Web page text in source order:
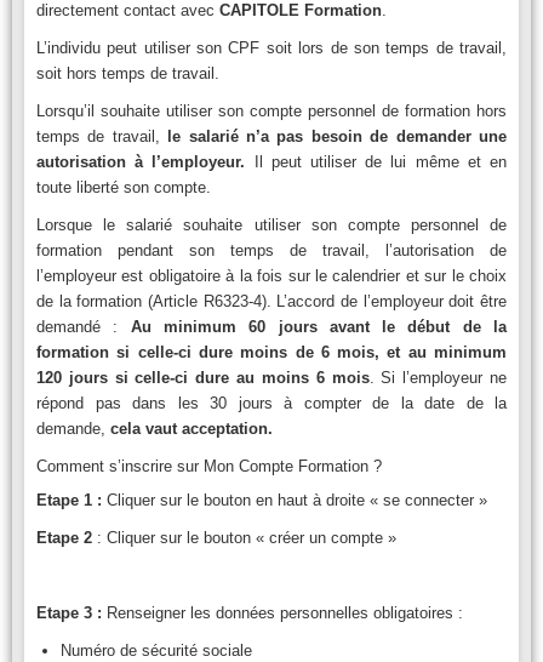
directement contact avec CAPITOLE Formation.
L’individu peut utiliser son CPF soit lors de son temps de travail,
soit hors temps de travail.
Lorsqu’il souhaite utiliser son compte personnel de formation hors
temps de travail, le salarié n’a pas besoin de demander une
autorisation à l’employeur. Il peut utiliser de lui même et en
toute liberté son compte.
Lorsque le salarié souhaite utiliser son compte personnel de
formation pendant son temps de travail, l’autorisation de
l’employeur est obligatoire à la fois sur le calendrier et sur le choix
de la formation (Article R6323-4). L’accord de l’employeur doit être
demandé : Au minimum 60 jours avant le début de la
formation si celle-ci dure moins de 6 mois, et au minimum
120 jours si celle-ci dure au moins 6 mois. Si l’employeur ne
répond pas dans les 30 jours à compter de la date de la
demande, cela vaut acceptation.
Comment s’inscrire sur Mon Compte Formation ?
Etape 1 : Cliquer sur le bouton en haut à droite « se connecter »
Etape 2 : Cliquer sur le bouton « créer un compte »
Etape 3 : Renseigner les données personnelles obligatoires :
Numéro de sécurité sociale